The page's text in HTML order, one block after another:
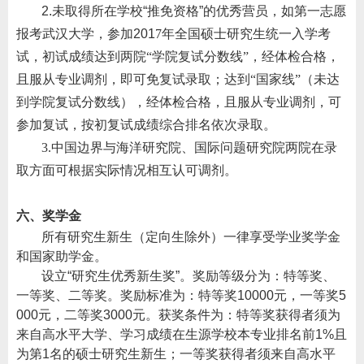
2.未取得所在学校“推免资格”的优秀营员，如第一志愿
报考武汉大学，参加2017年全国硕士研究生统一入学考
试，初试成绩达到 两院“学院复试分数线” ，经体检合格，
且服从专业调剂，即可免复试录取；达到“国家线”（未达
到学院复试分数线），经体检合格，且服从专业调剂，可
参加复试，按初复试成绩综合排名依次录取。
3.中国边界与海洋研究院、国际问题研究院两院在录
取方面可根据实际情况相互认可调剂。
六、奖学金
所有研究生新生（定向生除外）一律享受学业奖学金
和国家助学金。
设立“研究生优秀新生奖”。奖励等级分为：特等奖、
一等奖、二等奖。奖励标准为：特等奖10000元，一等奖5
000元，二等奖3000元。获奖条件为：特等奖获得者须为
来自高水平大学、学习成绩在生源学校本专业排名前1% 且
为第1名的硕士研究生新生；一等奖获得者须来自高水平